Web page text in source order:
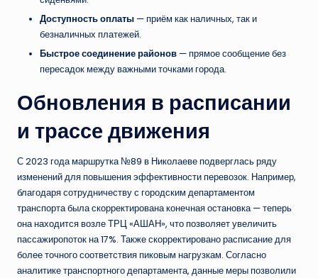
Доступность оплаты — приём как наличных, так и
безналичных платежей.
Быстрое соединение районов — прямое сообщение без
пересадок между важными точками города.
Обновления в расписании
и трассе движения
С 2023 года маршрутка №89 в Николаеве подверглась ряду
изменений для повышения эффективности перевозок. Например,
благодаря сотрудничеству с городским департаментом
транспорта была скорректирована конечная остановка — теперь
она находится возле ТРЦ «АШАН», что позволяет увеличить
пассажиропоток на 17%. Также скорректировано расписание для
более точного соответствия пиковым нагрузкам. Согласно
аналитике транспортного департамента, данные меры позволили